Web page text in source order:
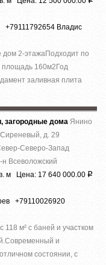
+79111792654 Владис
дoм 2-этaжaПодходит по
160м2Год
зaливная плита
загородные дома Янино
д. 29
Северо-Запад
Всеволожский
м Цена: 17 640 000.00 Р
+79110026920
м² с баней и участком
и
состоянии, с